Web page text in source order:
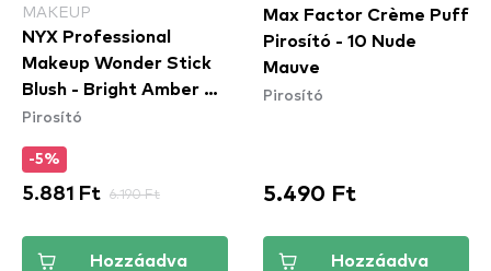
MAKEUP
NYX Professional
Makeup Wonder Stick
Blush - Bright Amber &
Fuschia (WSB05) -
Pirosító
-5%
5.881 Ft 6.190 Ft
Hozzáadva
Max Factor Crème Puff
Pirosító - 10 Nude
Mauve
Pirosító
5.490 Ft
Hozzáadva